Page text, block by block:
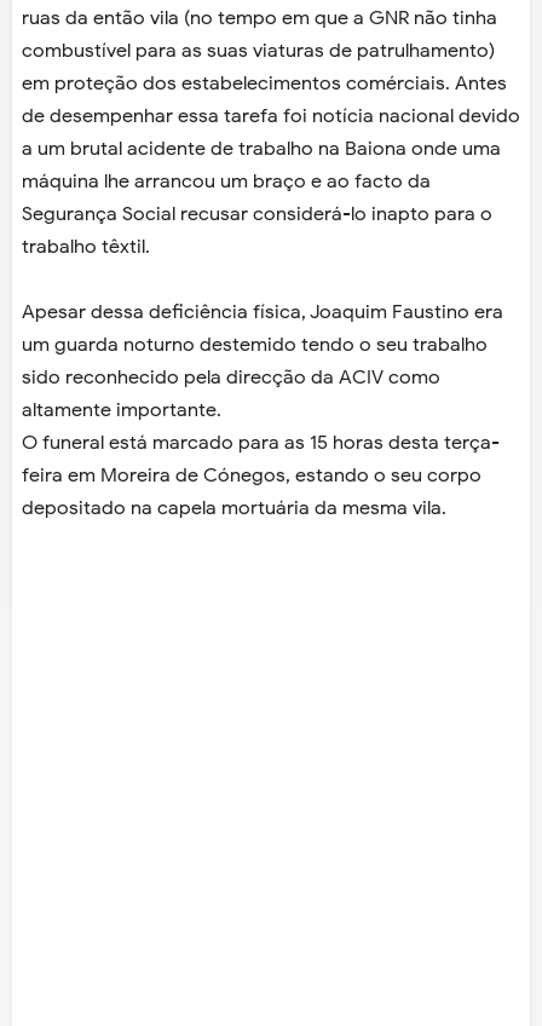
ruas da então vila (no tempo em que a GNR não tinha
combustível para as suas viaturas de patrulhamento)
em proteção dos estabelecimentos comérciais. Antes
de desempenhar essa tarefa foi notícia nacional devido
a um brutal acidente de trabalho na Baiona onde uma
máquina lhe arrancou um braço e ao facto da
Segurança Social recusar considerá-lo inapto para o
trabalho têxtil.
Apesar dessa deficiência física, Joaquim Faustino era
um guarda noturno destemido tendo o seu trabalho
sido reconhecido pela direcção da ACIV como
altamente importante.
O funeral está marcado para as 15 horas desta terça-
feira em Moreira de Cónegos, estando o seu corpo
depositado na capela mortuária da mesma vila.